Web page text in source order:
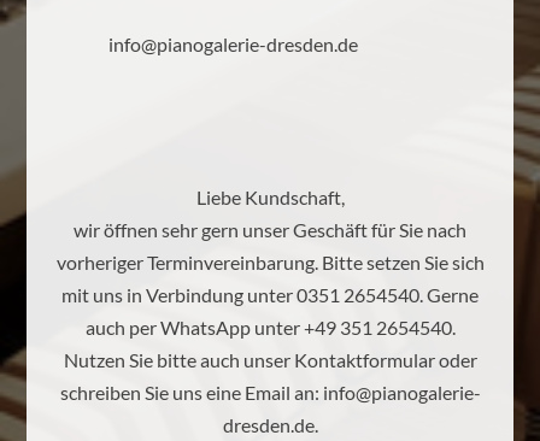
info@pianogalerie-dresden.de
Liebe Kundschaft,
wir öffnen sehr gern unser Geschäft für Sie nach
vorheriger Terminvereinbarung. Bitte setzen Sie sich
mit uns in Verbindung unter 0351 2654540. Gerne
auch per WhatsApp unter +49 351 2654540.
Nutzen Sie bitte auch unser Kontaktformular oder
schreiben Sie uns eine Email an: info@pianogalerie-
dresden.de.